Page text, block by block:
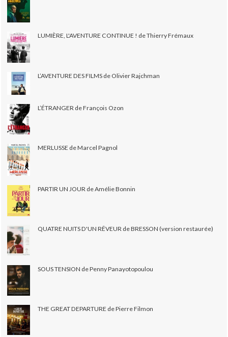
LUMIÈRE, L'AVENTURE CONTINUE ! de Thierry Frémaux
L’AVENTURE DES FILMS de Olivier Rajchman
L’ÉTRANGER de François Ozon
MERLUSSE de Marcel Pagnol
PARTIR UN JOUR de Amélie Bonnin
QUATRE NUITS D'UN RÊVEUR de BRESSON (version restaurée)
SOUS TENSION de Penny Panayotopoulou
THE GREAT DEPARTURE de Pierre Filmon